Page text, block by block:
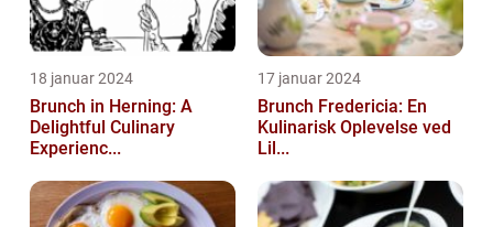
18 januar 2024
Brunch in Herning: A
Delightful Culinary
Experienc...
17 januar 2024
Brunch Fredericia: En
Kulinarisk Oplevelse ved
Lil...